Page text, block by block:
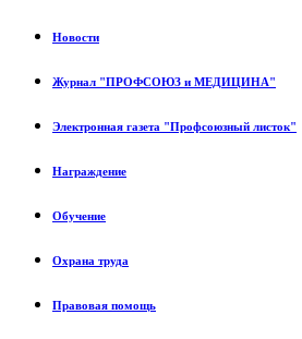
Новости
Журнал "ПРОФСОЮЗ и МЕДИЦИНА"
Электронная газета "Профсоюзный листок"
Награждение
Обучение
Охрана труда
Правовая помощь